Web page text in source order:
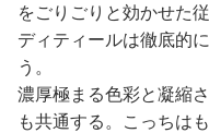
をごりごりと効かせた
ディティールは徹底的
う。
濃厚極まる色彩と凝縮
も共通する。こっちは